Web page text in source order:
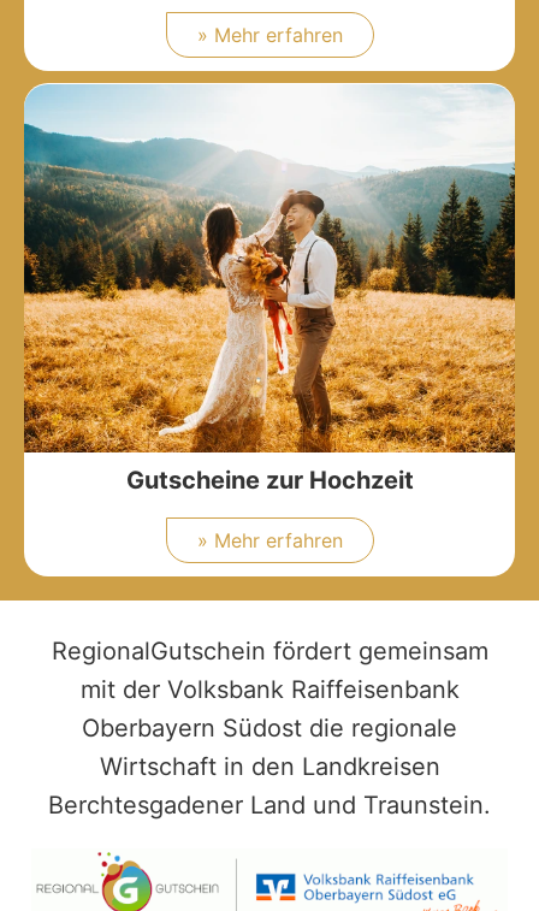
» Mehr erfahren
Gutscheine zur Hochzeit
» Mehr erfahren
RegionalGutschein fördert gemeinsam
mit der Volksbank Raiffeisenbank
Oberbayern Südost die regionale
Wirtschaft in den Landkreisen
Berchtesgadener Land und Traunstein.